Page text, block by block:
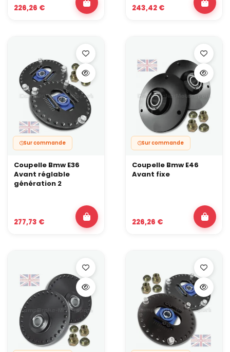
226,26 € 243,42 €
Sur commande
Coupelle Bmw E36
Avant réglable
génération 2
277,73 €
Sur commande
Coupelle Bmw E46
Avant fixe
226,26 €